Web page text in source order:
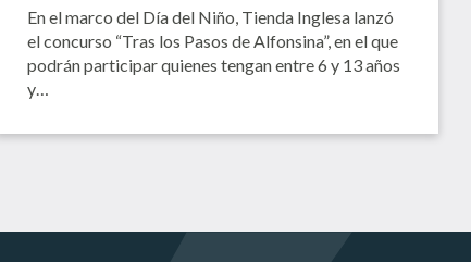
En el marco del Día del Niño, Tienda Inglesa lanzó
el concurso “Tras los Pasos de Alfonsina”, en el que
podrán participar quienes tengan entre 6 y 13 años
y…